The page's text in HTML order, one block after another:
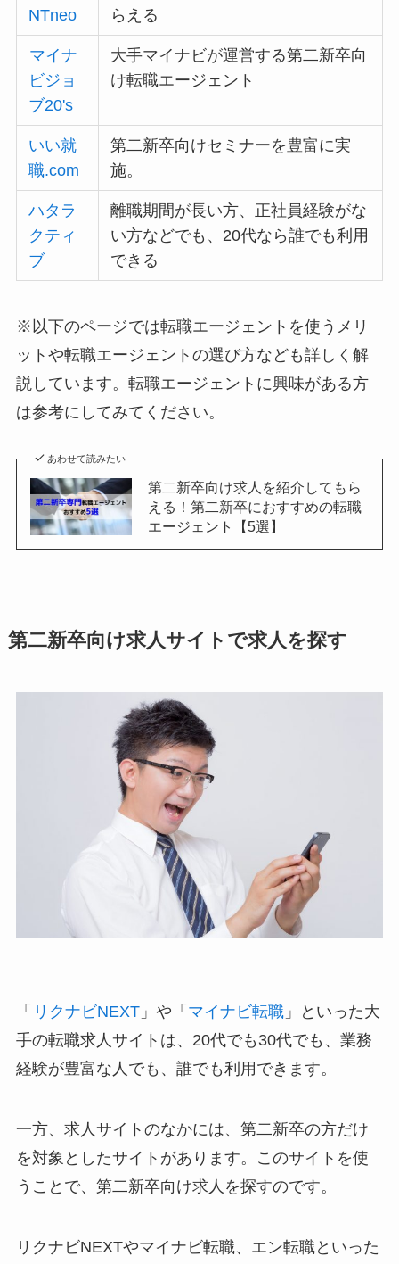
NTneo
らえる
マイナ
ビジョ
ブ20's
大手マイナビが運営する第二新卒向
け転職エージェント
いい就
職.com
第二新卒向けセミナーを豊富に実
施。
ハタラ
クティ
ブ
離職期間が長い方、正社員経験がな
い方などでも、20代なら誰でも利用
できる
※以下のページでは転職エージェントを使うメリ
ットや転職エージェントの選び方なども詳しく解
説しています。転職エージェントに興味がある方
は参考にしてみてください。
あわせて読みたい
第二新卒向け求人を紹介してもら
える！第二新卒におすすめの転職
エージェント【5選】
第二新卒向け求人サイトで求人を探す
「 リクナビNEXT」や「 マイナビ転職」といった大
手の転職求人サイトは、20代でも30代でも、業務
経験が豊富な人でも、誰でも利用できます。
一方、求人サイトのなかには、第二新卒の方だけ
を対象としたサイトがあります。このサイトを使
うことで、第二新卒向け求人を探すのです。
リクナビNEXTやマイナビ転職、エン転職といった